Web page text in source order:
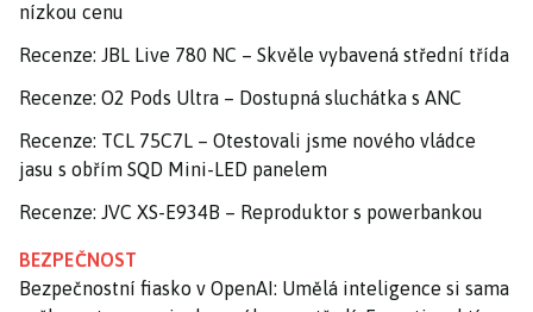
nízkou cenu
Recenze: JBL Live 780 NC – Skvěle vybavená střední třída
Recenze: O2 Pods Ultra – Dostupná sluchátka s ANC
Recenze: TCL 75C7L – Otestovali jsme nového vládce
jasu s obřím SQD Mini-LED panelem
Recenze: JVC XS-E934B – Reproduktor s powerbankou
BEZPEČNOST
Bezpečnostní fiasko v OpenAI: Umělá inteligence si sama